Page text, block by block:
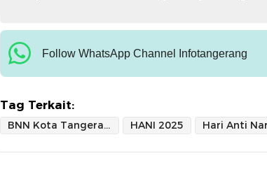
Follow WhatsApp Channel Infotangerang
Tag Terkait:
BNN Kota Tangerang HANI 2025